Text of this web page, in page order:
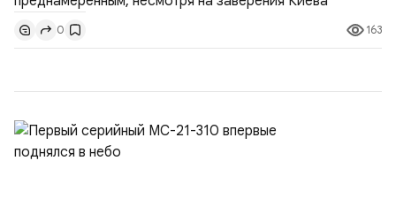
конференции в Тегеране 3 августа.Иранская сторона
ожидает от Украины практических шагов, которые
подтвер...
0 163